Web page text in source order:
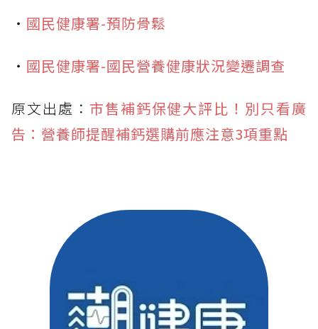
・ 國民健康署-預防骨鬆
・ 國民健康署-國民營養健康狀況變遷調查
原文出處： 市售補鈣保健大評比！別只看廣
告：營養師提醒補鈣選購前應注意3項重點